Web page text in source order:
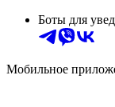
Боты для
Мобильное